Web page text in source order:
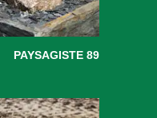
PAYSAGISTE 89